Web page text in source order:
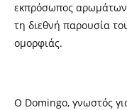
εκπρόσωπος αρωμάτων
τη διεθνή παρουσία
ομορφιάς.
Ο Domingo, γνωστός